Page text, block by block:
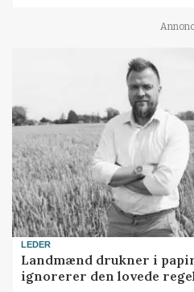
LEDER
Landmænd drukner i
ignorerer den lovede